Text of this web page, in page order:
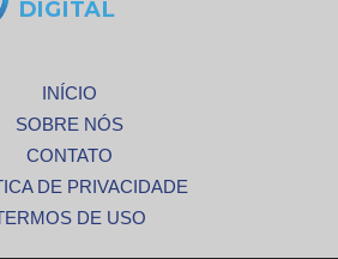
INÍCIO
SOBRE NÓS
CONTATO
DE PRIVACIDADE
DE USO